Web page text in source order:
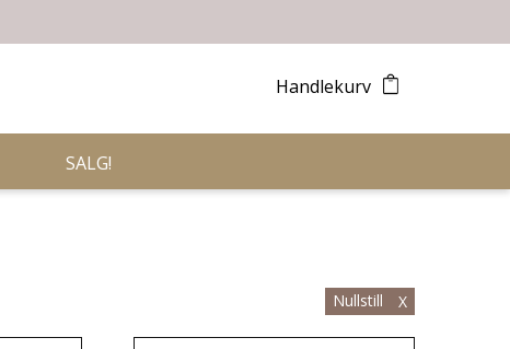
SALG!
Handlekurv
Nullstill X